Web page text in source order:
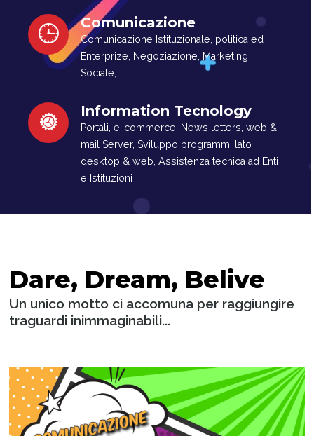
Comunicazione
Comunicazione Istituzionale, politica ed
Enterprize, Negoziazione, Marketing
Sociale, ....
Information Tecnology
Portali, e-commerce, News letters, web &
mail Server, Sviluppo programmi lato
desktop & web, Assistenza tecnica ad Enti
e Istituzioni
Dare, Dream, Belive
Un unico motto ci accomuna per raggiungire
traguardi inimmaginabili...